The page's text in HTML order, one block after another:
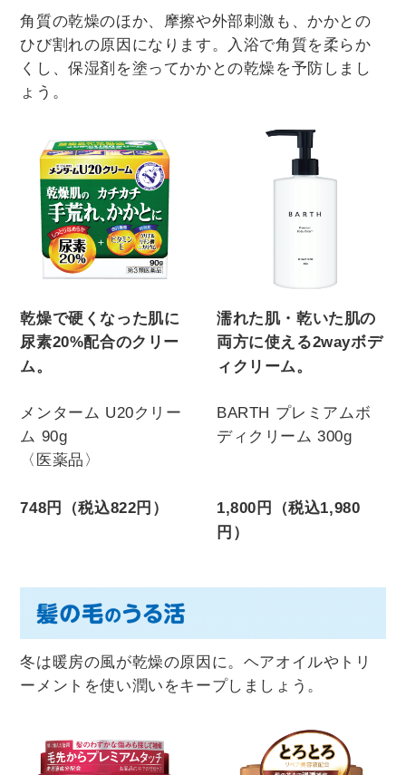
角質の乾燥のほか、摩擦や外部刺激も、かかとの
ひび割れの原因になります。入浴で角質を柔らか
くし、保湿剤を塗ってかかとの乾燥を予防しまし
ょう。
乾燥で硬くなった肌に
尿素20%配合のクリー
ム。
メンターム U20クリー
ム 90g
〈医薬品〉
748円（税込822円）
濡れた肌・乾いた肌の
両方に使える2wayボデ
ィクリーム。
BARTH プレミアムボ
ディクリーム 300g
1,800円（税込1,980
円）
冬は暖房の風が乾燥の原因に。ヘアオイルやトリ
ーメントを使い潤いをキープしましょう。